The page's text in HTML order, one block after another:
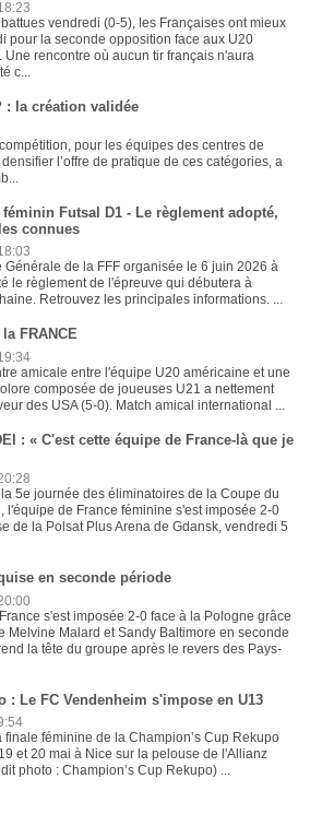
vendredi (0-5), les Françaises ont mieux
pour la seconde opposition face aux U20
Une rencontre où aucun tir français n'aura
c...
: la création validée
pour les équipes des centres de
l’offre de pratique de ces catégories, a
Futsal D1 - Le règlement adopté,
connues
Générale de la FFF organisée le 6 juin 2026 à
le règlement de l'épreuve qui débutera à
Retrouvez les principales informations. ...
FRANCE
amicale entre l'équipe U20 américaine et une
composée de joueuses U21 a nettement
des USA (5-0). Match amical international ...
: « C'est cette équipe de France-là que je
5e journée des éliminatoires de la Coupe du
l'équipe de France féminine s'est imposée 2-0
de la Polsat Plus Arena de Gdansk, vendredi 5
en seconde période
s'est imposée 2-0 face à la Pologne grâce
Melvine Malard et Sandy Baltimore en seconde
la tête du groupe après le revers des Pays-
: Le FC Vendenheim s'impose en U13
finale féminine de la Champion’s Cup Rekupo
et 20 mai à Nice sur la pelouse de l'Allianz
photo : Champion’s Cup Rekupo) ...